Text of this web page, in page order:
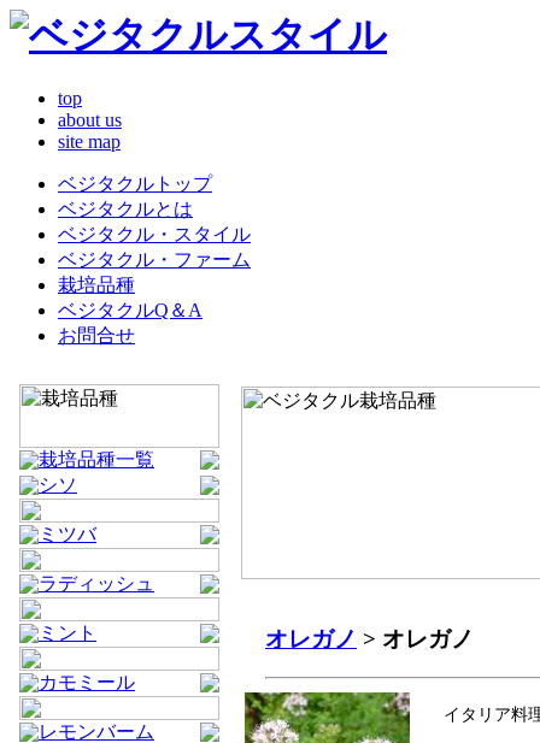
top
about us
site map
ベジタクルトップ
ベジタクルとは
ベジタクル・スタイル
ベジタクル・ファーム
栽培品種
ベジタクルQ＆A
お問合せ
栽培品種一覧
シソ
ミツバ
ラディッシュ
ミント
カモミール
レモンバーム
オレガノ > オレガノ
イタリア料